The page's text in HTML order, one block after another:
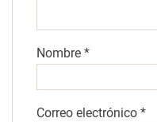
Nombre *
Correo electrónico *